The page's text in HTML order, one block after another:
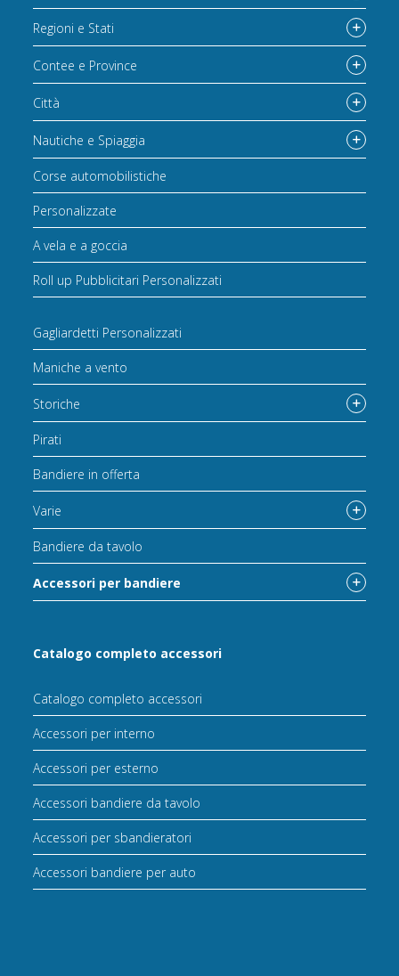
Regioni e Stati
Contee e Province
Città
Nautiche e Spiaggia
Corse automobilistiche
Personalizzate
A vela e a goccia
Roll up Pubblicitari Personalizzati
Gagliardetti Personalizzati
Maniche a vento
Storiche
Pirati
Bandiere in offerta
Varie
Bandiere da tavolo
Accessori per bandiere
Catalogo completo accessori
Catalogo completo accessori
Accessori per interno
Accessori per esterno
Accessori bandiere da tavolo
Accessori per sbandieratori
Accessori bandiere per auto